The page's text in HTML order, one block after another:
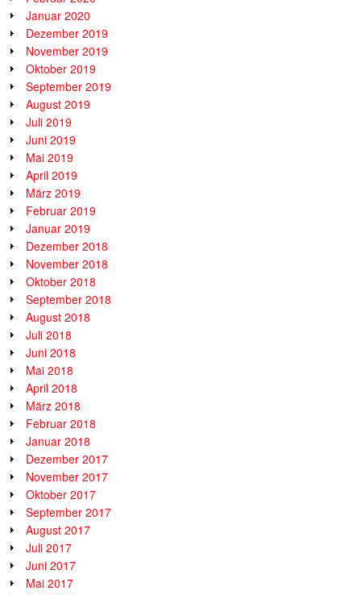
Januar 2020
Dezember 2019
November 2019
Oktober 2019
September 2019
August 2019
Juli 2019
Juni 2019
Mai 2019
April 2019
März 2019
Februar 2019
Januar 2019
Dezember 2018
November 2018
Oktober 2018
September 2018
August 2018
Juli 2018
Juni 2018
Mai 2018
April 2018
März 2018
Februar 2018
Januar 2018
Dezember 2017
November 2017
Oktober 2017
September 2017
August 2017
Juli 2017
Juni 2017
Mai 2017